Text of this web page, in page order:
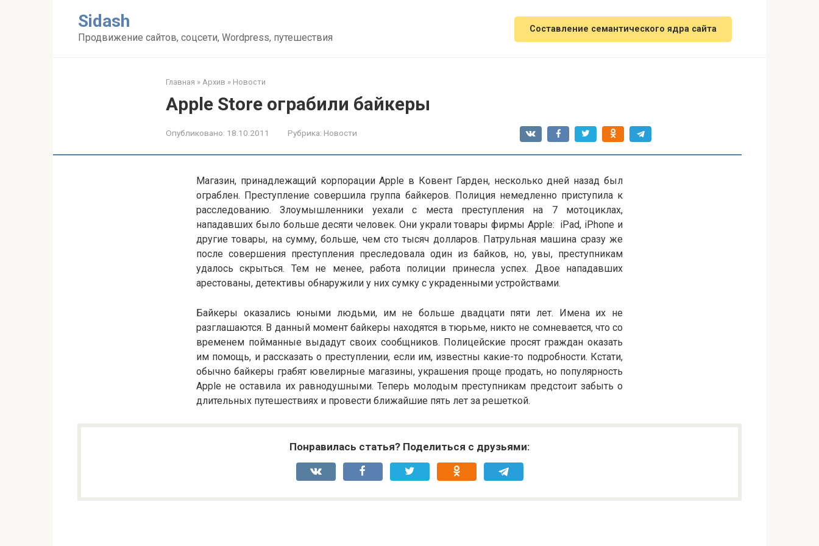
Sidash
Продвижение сайтов, соцсети, Wordpress, путешествия
Составление семантического ядра сайта
Главная » Архив » Новости
Apple Store ограбили байкеры
Опубликовано: 18.10.2011 Рубрика: Новости
Магазин, принадлежащий корпорации Apple в Ковент Гарден, несколько дней назад был
ограблен. Преступление совершила группа байкеров. Полиция немедленно приступила к
расследованию. Злоумышленники уехали с места преступления на 7 мотоциклах,
нападавших было больше десяти человек. Они украли товары фирмы Apple: iPad, iPhone и
другие товары, на сумму, больше, чем сто тысяч долларов. Патрульная машина сразу же
после совершения преступления преследовала один из байков, но, увы, преступникам
удалось скрыться. Тем не менее, работа полиции принесла успех. Двое нападавших
арестованы, детективы обнаружили у них сумку с украденными устройствами.
Байкеры оказались юными людьми, им не больше двадцати пяти лет. Имена их не
разглашаются. В данный момент байкеры находятся в тюрьме, никто не сомневается, что со
временем пойманные выдадут своих сообщников. Полицейские просят граждан оказать
им помощь, и рассказать о преступлении, если им, известны какие-то подробности. Кстати,
обычно байкеры грабят ювелирные магазины, украшения проще продать, но популярность
Apple не оставила их равнодушными. Теперь молодым преступникам предстоит забыть о
длительных путешествиях и провести ближайшие пять лет за решеткой.
Понравилась статья? Поделиться с друзьями: